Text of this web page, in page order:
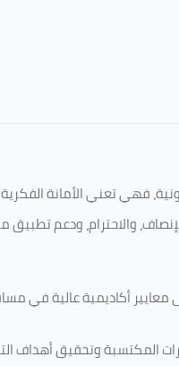
فهي تعني الأمانة
والاحترام، ودعم
معايير أكاديمية عالية
المكتسبة وتحقيق أهداف